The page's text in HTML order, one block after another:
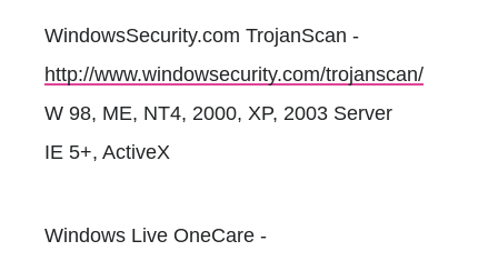
WindowsSecurity.com TrojanScan -
http://www.windowsecurity.com/trojanscan/
W 98, ME, NT4, 2000, XP, 2003 Server
IE 5+, ActiveX
Windows Live OneCare -